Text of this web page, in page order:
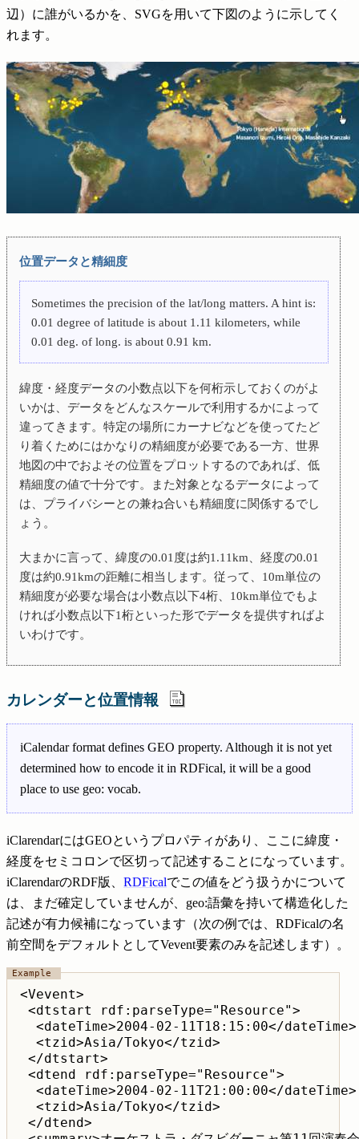
辺）に誰がいるかを、SVGを用いて下図のように示してく
れます。
位置データと精細度
Sometimes the precision of the lat/long matters. A hint is:
0.01 degree of latitude is about 1.11 kilometers, while
0.01 deg. of long. is about 0.91 km.
緯度・経度データの小数点以下を何桁示しておくのがよ
いかは、データをどんなスケールで利用するかによって
違ってきます。特定の場所にカーナビなどを使ってたど
り着くためにはかなりの精細度が必要である一方、世界
地図の中でおよその位置をプロットするのであれば、低
精細度の値で十分です。また対象となるデータによって
は、プライバシーとの兼ね合いも精細度に関係するでし
ょう。
大まかに言って、緯度の0.01度は約1.11km、経度の0.01
度は約0.91kmの距離に相当します。従って、10m単位の
精細度が必要な場合は小数点以下4桁、10km単位でもよ
ければ小数点以下1桁といった形でデータを提供すればよ
いわけです。
カレンダーと位置情報
iCalendar format defines GEO property. Although it is not yet
determined how to encode it in RDFical, it will be a good
place to use geo: vocab.
iClarendarにはGEOというプロパティがあり、ここに緯度・
経度をセミコロンで区切って記述することになっています。
iClarendarのRDF版、 RDFicalでこの値をどう扱うかについて
は、まだ確定していませんが、geo:語彙を持いて構造化した
記述が有力候補になっています（次の例では、RDFicalの名
前空間をデフォルトとしてVevent要素のみを記述します）。
<Vevent>
<dtstart rdf:parseType="Resource">
  <dateTime>2004-02-11T18:15:00</dateTime>
  <tzid>Asia/Tokyo</tzid>
</dtstart>
<dtend rdf:parseType="Resource">
  <dateTime>2004-02-11T21:00:00</dateTime>
  <tzid>Asia/Tokyo</tzid>
</dtend>